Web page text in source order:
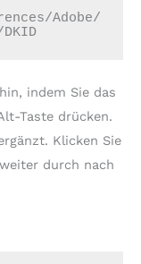
Adobe/
indem Sie das
Taste drücken.
Klicken Sie
durch nach